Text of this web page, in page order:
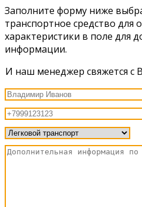
Заполните форму ниже
транспортное средство для
характеристики в поле для
информации.
И наш менеджер свяжется с